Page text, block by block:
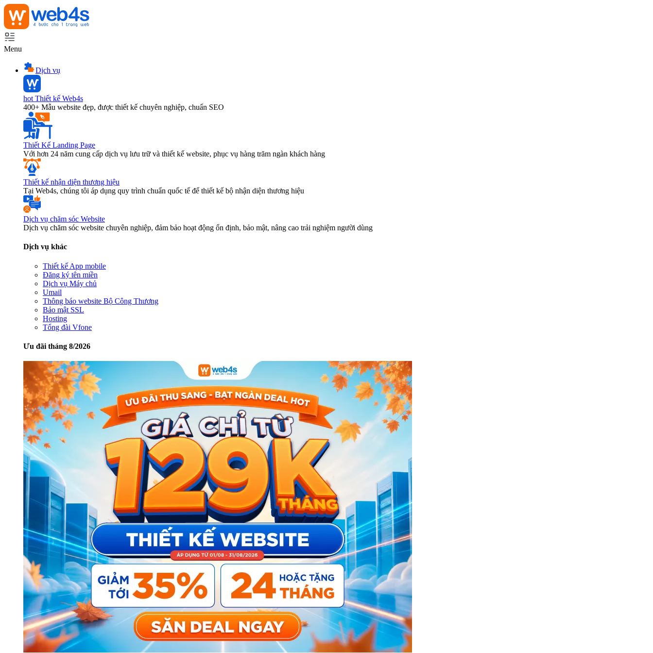
Menu
Dịch vụ
hot Thiết kế Web4s
400+ Mẫu website đẹp, được thiết kế chuyên nghiệp, chuẩn SEO
Thiết Kế Landing Page
Với hơn 24 năm cung cấp dịch vụ lưu trữ và thiết kế website, phục vụ hàng trăm ngàn khách hàng
Thiết kế nhận diện thương hiệu
Tại Web4s, chúng tôi áp dụng quy trình chuẩn quốc tế để thiết kế bộ nhận diện thương hiệu
Dịch vụ chăm sóc Website
Dịch vụ chăm sóc website chuyên nghiệp, đảm bảo hoạt động ổn định, bảo mật, nâng cao trải nghiệm người dùng
Dịch vụ khác
Thiết kế App mobile
Đăng ký tên miền
Dịch vụ Máy chủ
Umail
Thông báo website Bộ Công Thương
Bảo mật SSL
Hosting
Tổng đài Vfone
Ưu đãi tháng 8/2026